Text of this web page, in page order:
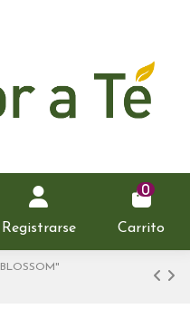
Registrarse
0
Carrito